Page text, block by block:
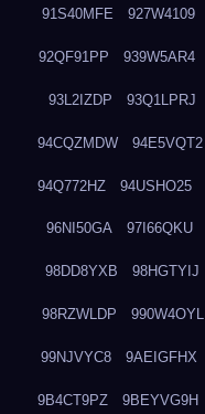
91S40MFE 927W4109
92QF91PP 939W5AR4
93L2IZDP 93Q1LPRJ
94CQZMDW 94E5VQT2
94Q772HZ 94USHO25
96NI50GA 97I66QKU
98DD8YXB 98HGTYIJ
98RZWLDP 990W4OYL
99NJVYC8 9AEIGFHX
9B4CT9PZ 9BEYVG9H